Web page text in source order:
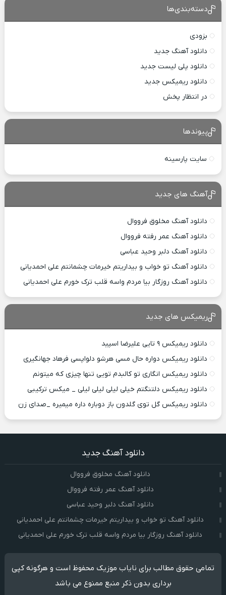
دسته‌بندی‌ها
بزودی
دانلود آهنگ جدید
دانلود پلی لیست جدید
دانلود ریمیکس جدید
در انتظار پخش
پیوندها
سایت پارسینه
آهنگ های جدید
دانلود آهنگ مخلوق فرووال
دانلود آهنگ عمر رفته فرووال
دانلود آهنگ دلبر وحید عباسی
دانلود آهنگ تو خواب و بیداریتم خیرمات چشمانتم علی احمدیانی
دانلود آهنگ روزگار بیا مردم واسه قلب ترک خورم علی احمدیانی
ریمیکس های جدید
دانلود ریمیکس ۹ تایی علیرضا اسپید
دانلود ریمیکس دواره حال مسی هرشو دلواپسی فرهاد جهانگیری
دانلود ریمیکس انگاری تو کالبدم تویی تنها چیزی که میتونم
دانلود ریمیکس دلتنگتم خیلی لیلی لیلی لیلی _ میکس ترکیبی
دانلود ریمیکس گل توی گلدون باز دوباره داره میمیره _صدای زن
دانلود آهنگ جدید
دانلود آهنگ مخلوق فرووال
دانلود آهنگ عمر رفته فرووال
دانلود آهنگ دلبر وحید عباسی
دانلود آهنگ تو خواب و بیداریتم خیرمات چشمانتم علی احمدیانی
دانلود آهنگ روزگار بیا مردم واسه قلب ترک خورم علی احمدیانی
تمامی حقوق مطالب برای نایاب موزیک محفوظ است و هرگونه کپی
برداری بدون ذکر منبع ممنوع می باشد